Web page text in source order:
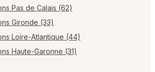
Pas de Calais (62)
Gironde (33)
Loire-Atlantique (44)
Haute-Garonne (31)